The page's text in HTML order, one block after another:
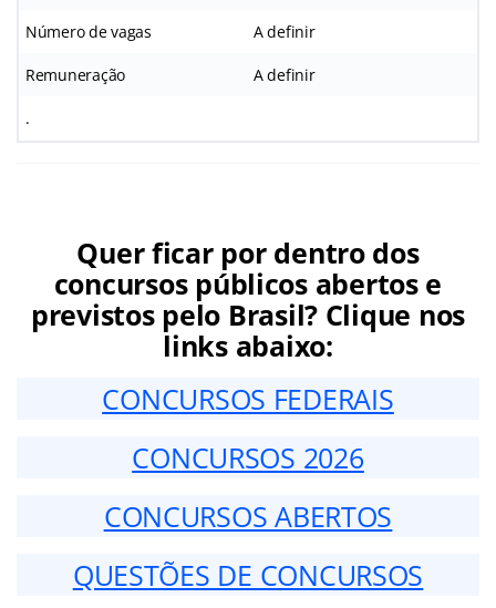
Número de vagas A definir
Remuneração A definir
.
Quer ficar por dentro dos
concursos públicos abertos e
previstos pelo Brasil? Clique nos
links abaixo:
CONCURSOS FEDERAIS
CONCURSOS 2026
CONCURSOS ABERTOS
QUESTÕES DE CONCURSOS